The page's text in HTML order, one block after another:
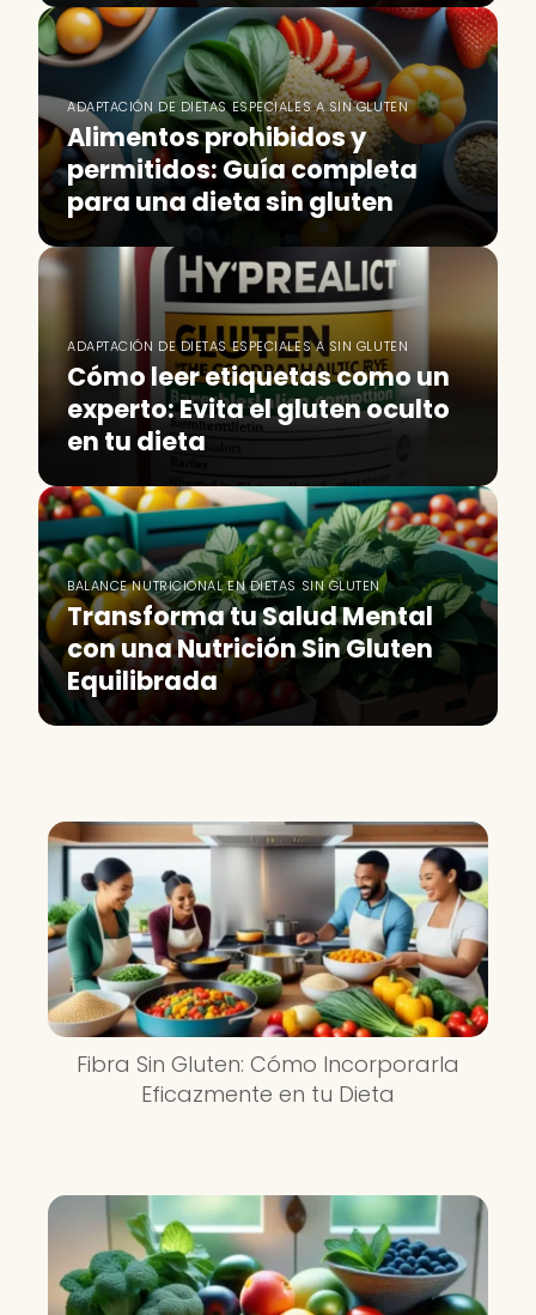
ADAPTACIÓN DE DIETAS ESPECIALES A SIN GLUTEN
Alimentos prohibidos y
permitidos: Guía completa
para una dieta sin gluten
ADAPTACIÓN DE DIETAS ESPECIALES A SIN GLUTEN
Cómo leer etiquetas como un
experto: Evita el gluten oculto
en tu dieta
BALANCE NUTRICIONAL EN DIETAS SIN GLUTEN
Transforma tu Salud Mental
con una Nutrición Sin Gluten
Equilibrada
Fibra Sin Gluten: Cómo Incorporarla
Eficazmente en tu Dieta